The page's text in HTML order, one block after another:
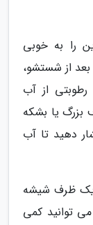
را به خوبی
از شستشو،
از آب
بزرگ یا بشکه
دهید تا آب
یک ظرف شیشه
توانید کمی